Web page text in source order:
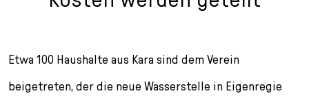
Etwa 100 Haushalte aus Kara sind dem Verein
beigetreten, der die neue Wasserstelle in Eigenregie